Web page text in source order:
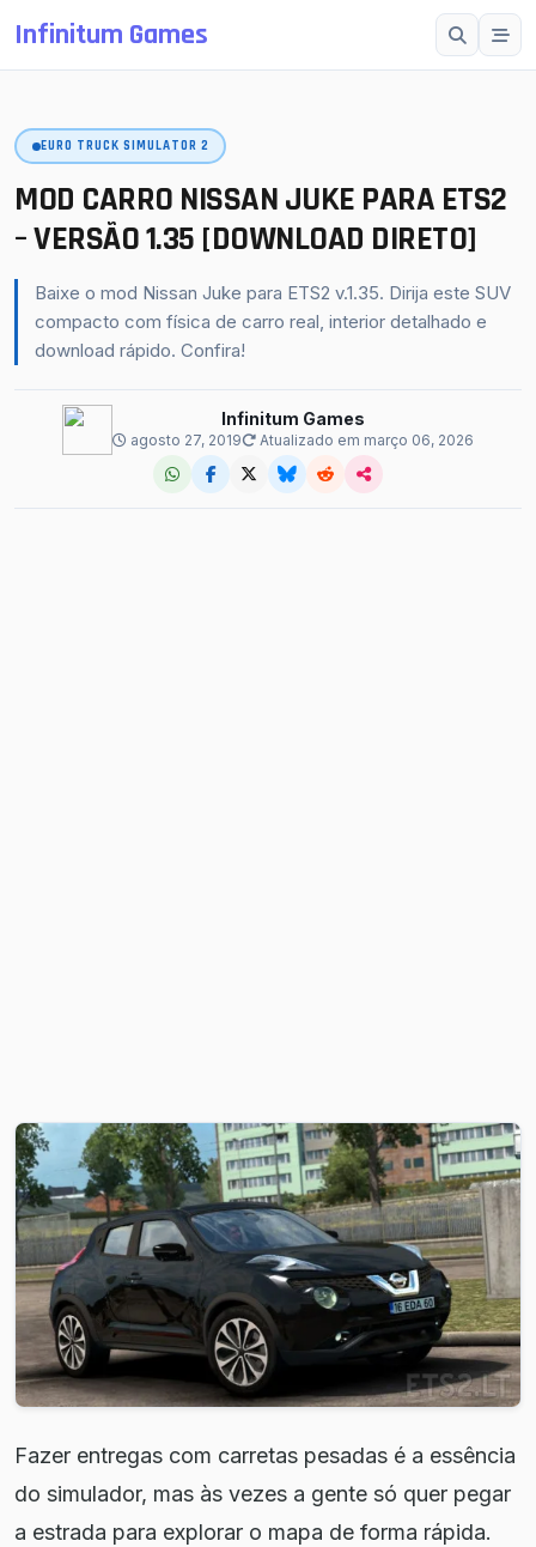
Infinitum Games
SUGESTÕES
Mods OMSI 2
Proton Bus Simulator
BeamNG.drive
American Truck Simulator
Esc fechar
EURO TRUCK SIMULATOR 2
MOD CARRO NISSAN JUKE PARA ETS2
– VERSÃO 1.35 [DOWNLOAD DIRETO]
Baixe o mod Nissan Juke para ETS2 v.1.35. Dirija este SUV
compacto com física de carro real, interior detalhado e
download rápido. Confira!
Infinitum Games
agosto 27, 2019 Atualizado em março 06, 2026
Fazer entregas com carretas pesadas é a essência
do simulador, mas às vezes a gente só quer pegar
a estrada para explorar o mapa de forma rápida.